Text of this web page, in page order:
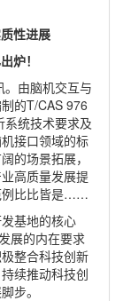
性进展
炉！
由脑机交互与
的T/CAS 976
统技术要求及
接口领域的标
的场景拓展，
高质量发展提
例比比皆是……
基地的核心
展的内在要求
整合科技创新
续推动科技创
步。